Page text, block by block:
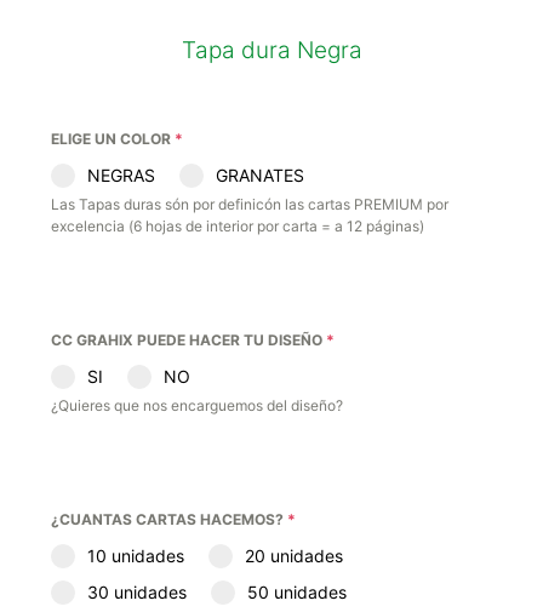
Tapa dura Negra
ELIGE UN COLOR *
NEGRAS GRANATES
Las Tapas duras són por definicón las cartas PREMIUM por
excelencia (6 hojas de interior por carta = a 12 páginas)
CC GRAHIX PUEDE HACER TU DISEÑO *
SI NO
¿Quieres que nos encarguemos del diseño?
¿CUANTAS CARTAS HACEMOS? *
10 unidades
20 unidades
30 unidades
50 unidades